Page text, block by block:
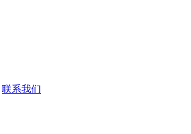
联系我们